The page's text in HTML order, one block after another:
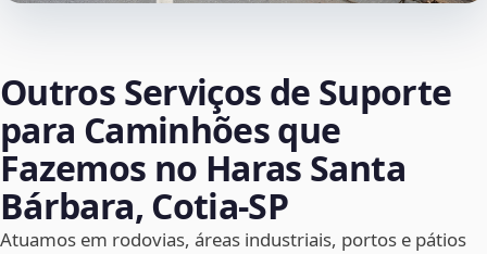
Outros Serviços de Suporte
para Caminhões que
Fazemos no Haras Santa
Bárbara, Cotia‑SP
Atuamos em rodovias, áreas industriais, portos e pátios